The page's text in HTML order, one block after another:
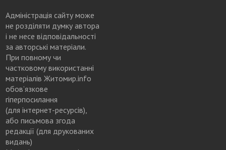
Адміністрація сайту може
не розділяти думку автора
і не несе відповідальності
за авторські матеріали.
При повному чи
частковому використанні
матеріалів Житомир.info
обов’язкове
гіперпосилання
(для інтернет-ресурсів),
або письмова згода
редакції (для друкованих
видань)